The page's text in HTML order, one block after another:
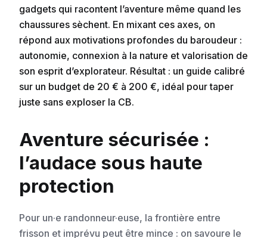
gadgets qui racontent l’aventure même quand les
chaussures sèchent. En mixant ces axes, on
répond aux motivations profondes du baroudeur :
autonomie, connexion à la nature et valorisation de
son esprit d’explorateur. Résultat : un guide calibré
sur un budget de 20 € à 200 €, idéal pour taper
juste sans exploser la CB.
Aventure sécurisée :
l’audace sous haute
protection
Pour un·e randonneur·euse, la frontière entre
frisson et imprévu peut être mince : on savoure le